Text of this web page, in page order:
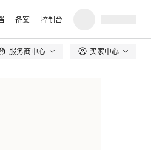
备案 控制台
服务商中心 买家中心